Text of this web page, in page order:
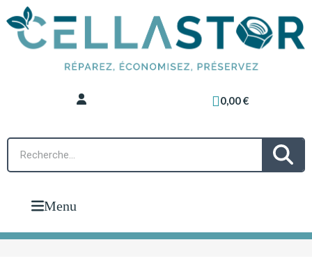
0,00 €
Menu